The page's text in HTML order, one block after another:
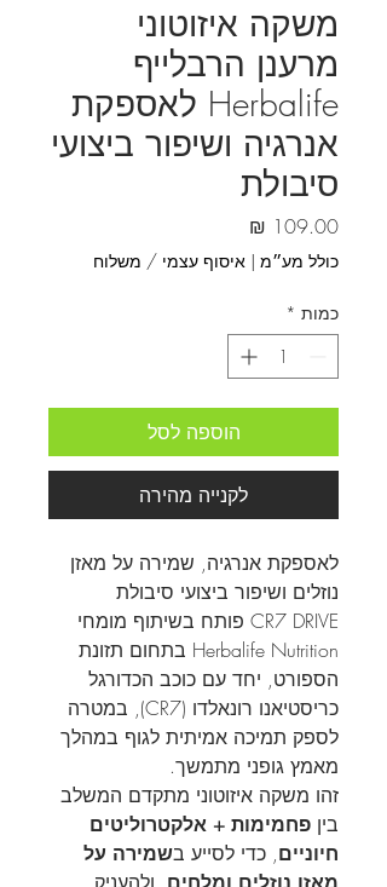
משקה איזוטוני
מרענן הרבלייף
Herbalife לאספקת
אנרגיה ושיפור ביצועי
סיבולת
כולל מע״מ | איסוף עצמי / משלוח
כמות *
הוספה לסל
לקנייה מהירה
לאספקת אנרגיה, שמירה על מאזן
נוזלים ושיפור ביצועי סיבולת
CR7 DRIVE פותח בשיתוף מומחי
Herbalife Nutrition בתחום תזונת
הספורט, יחד עם כוכב הכדורגל
כריסטיאנו רונאלדו (CR7), במטרה
לספק תמיכה אמיתית לגוף במהלך
מאמץ גופני מתמשך.
זהו משקה איזוטוני מתקדם המשלב
בין פחמימות + אלקטרוליטים
חיוניים, כדי לסייע בשמירה על